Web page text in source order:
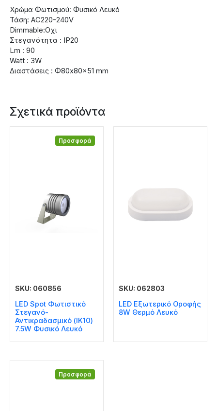
Χρώμα Φωτισμού: Φυσικό Λευκό
Τάση: AC220-240V
Dimmable:Οχι
Στεγανότητα : IP20
Lm : 90
Watt : 3W
Διαστάσεις : Φ80x80x51 mm
Σχετικά προϊόντα
Προσφορά
SKU: 060856
LED Spot Φωτιστικό
Στεγανό-
Αντικραδασμικό (IK10)
7.5W Φυσικό Λευκό
SKU: 062803
LED Εξωτερικό Οροφής
8W Θερμό Λευκό
Προσφορά